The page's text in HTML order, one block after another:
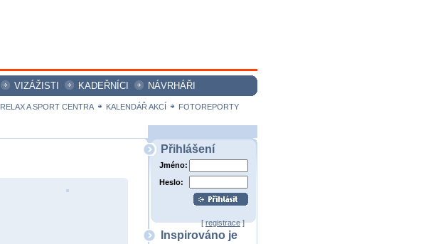
VIZÁŽISTI KADEŘNÍCI
NÁVRHÁŘI
RELAX A SPORT CENTRA KALENDÁŘ AKCÍ FOTOREPORTY
Přihlášení
Jméno:
Heslo:
[registrace]
Inspirováno je